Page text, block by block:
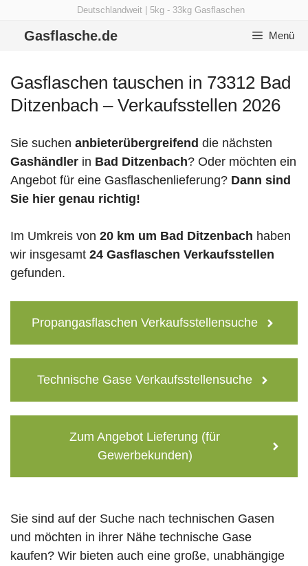
Deutschlandweit | 5kg - 33kg Gasflaschen
Gasflasche.de Menü
Gasflaschen tauschen in 73312 Bad
Ditzenbach – Verkaufsstellen 2026
Sie suchen anbieterübergreifend die nächsten
Gashändler in Bad Ditzenbach? Oder möchten ein
Angebot für eine Gasflaschenlieferung? Dann sind
Sie hier genau richtig!
Im Umkreis von 20 km um Bad Ditzenbach haben
wir insgesamt 24 Gasflaschen Verkaufsstellen
gefunden.
Propangasflaschen Verkaufsstellensuche
Technische Gase Verkaufsstellensuche
Zum Angebot Lieferung (für
Gewerbekunden)
Sie sind auf der Suche nach technischen Gasen
und möchten in ihrer Nähe technische Gase
kaufen? Wir bieten auch eine große, unabhängige